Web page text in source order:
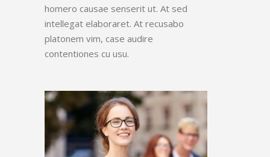
homero causae senserit ut. At sed
intellegat elaboraret. At recusabo
platonem vim, case audire
contentiones cu usu.